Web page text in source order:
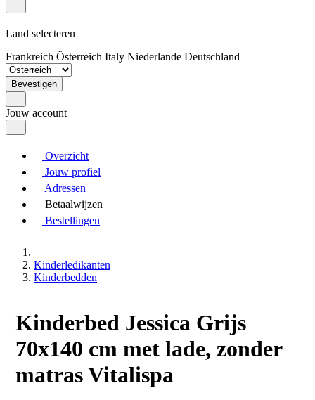
Land selecteren
Frankreich Österreich Italy Niederlande Deutschland
Bevestigen
Jouw account
Overzicht
Jouw profiel
Adressen
Betaalwijzen
Bestellingen
Kinderledikanten
Kinderbedden
Kinderbed Jessica Grijs
70x140 cm met lade, zonder
matras Vitalispa